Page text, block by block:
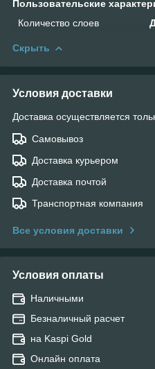
Пользовательские
Количество слоев
Скрыть
Условия доставки
Доставка осуществляется
Самовывоз
Доставка курьером
Доставка почтой
Транспортная компания
Все условия доставки
Условия оплаты
Наличными
Безналичный расчет
на Kaspi Gold
Онлайн оплата